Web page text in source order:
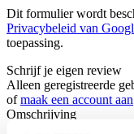
Dit formulier wordt
Privacybeleid van
toepassing.
Schrijf je eigen review
Alleen geregistreerde
ofmaak een account aan
Omschrijving